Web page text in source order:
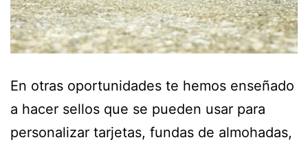
En otras oportunidades te hemos enseñado
a hacer sellos que se pueden usar para
personalizar tarjetas, fundas de almohadas,